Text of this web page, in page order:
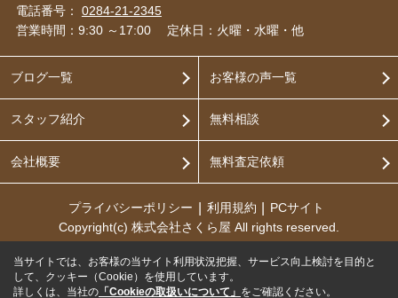
電話番号： 0284-21-2345
営業時間：9:30 ～17:00
定休日：火曜・水曜・他
ブログ一覧
スタッフ紹介
会社概要
お客様の声一覧
無料相談
無料査定依頼
プライバシーポリシー 利用規約
PCサイト
Copyright(c) 株式会社さくら屋 All rights reserved.
当サイトでは、お客様の当サイト利用状況把握、サービス向上検討を目的と
して、クッキー（Cookie）を使用しています。
詳しくは、当社の 「Cookieの取扱いについて」 をご確認ください。